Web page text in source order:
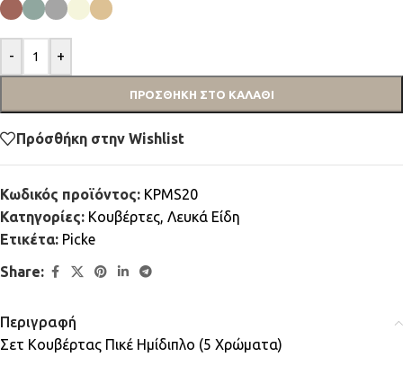
- +
ΠΡΟΣΘΉΚΗ ΣΤΟ ΚΑΛΆΘΙ
Πρόσθήκη στην Wishlist
Κωδικός προϊόντος: KPMS20
Κατηγορίες: Κουβέρτες, Λευκά Είδη
Ετικέτα: Picke
Share:
Περιγραφή
Σετ Κουβέρτας Πικέ Ημίδιπλο (5 Χρώματα)